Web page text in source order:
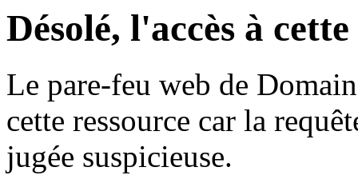
Désolé, l'accès à
Le pare-feu web de
cette ressource car la
jugée suspicieuse.